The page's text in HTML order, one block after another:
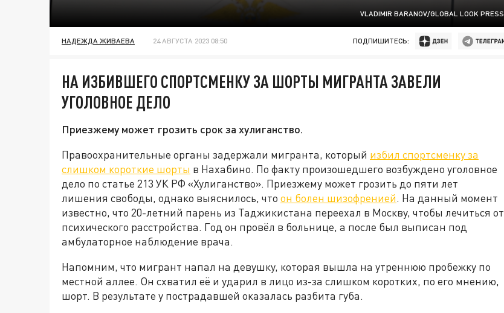
VLADIMIR BARANOV/GLOBAL LOOK PRESS
НАДЕЖДА ЖИВАЕВА 24 АВГУСТА 2023 08:50 ПОДПИШИТЕСЬ:
НА ИЗБИВШЕГО СПОРТСМЕНКУ ЗА ШОРТЫ МИГРАНТА ЗАВЕЛИ
УГОЛОВНОЕ ДЕЛО
Приезжему может грозить срок за хулиганство.
Правоохранительные органы задержали мигранта, который избил спортсменку за
слишком короткие шорты в Нахабино. По факту произошедшего возбуждено уголовное
дело по статье 213 УК РФ «Хулиганство». Приезжему может грозить до пяти лет
лишения свободы, однако выяснилось, что он болен шизофренией. На данный момент
известно, что 20-летний парень из Таджикистана переехал в Москву, чтобы лечиться от
психического расстройства. Год он провёл в больнице, а после был выписан под
амбулаторное наблюдение врача.
Напомним, что мигрант напал на девушку, которая вышла на утреннюю пробежку по
местной аллее. Он схватил её и ударил в лицо из-за слишком коротких, по его мнению,
шорт. В результате у пострадавшей оказалась разбита губа.